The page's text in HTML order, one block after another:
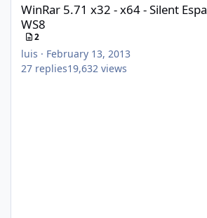
WinRar 5.71 x32 - x64 - Silent
WS8
2
luis · February 13, 2013
27 replies19,632 views